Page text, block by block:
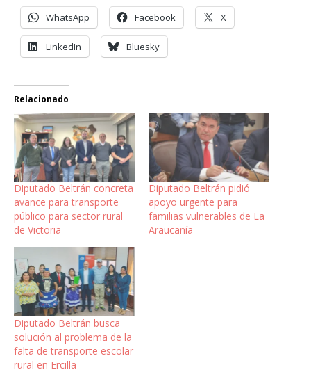
WhatsApp Facebook X
LinkedIn Bluesky
Relacionado
Diputado Beltrán concreta
avance para transporte
público para sector rural
de Victoria
Diputado Beltrán pidió
apoyo urgente para
familias vulnerables de La
Araucanía
Diputado Beltrán busca
solución al problema de la
falta de transporte escolar
rural en Ercilla